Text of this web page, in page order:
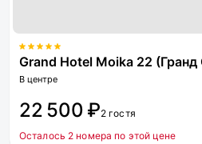
Grand Hotel Moika 22 (Гранд
В центре
22 500 ₽2 гостя
Осталось 2 номера по этой цене